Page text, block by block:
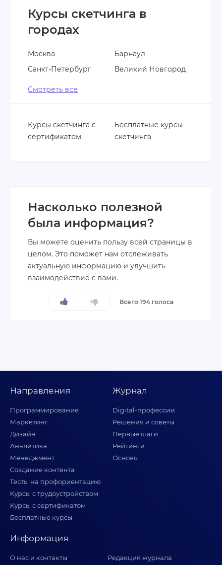
Курсы скетчинга в
городах
Москва
Санкт-Петербург
Барнаул
Великий Новгород
Смотреть все
Курсы скетчинга с
сертификатом
Бесплатные курсы
скетчинга
Насколько полезной
была информация?
Вы можете оценить пользу всей страницы в
целом. Это поможет нам отслеживать
актуальную информацию и улучшить
взаимодействие с вами.
Всего 194 голоса
Направления
Программирование
Маркетинг
Дизайн
Аналитика
Менеджмент
Создание контента
Тесты на профориентацию
Курсы с трудоустройством
Курсы с сертификатом
Бесплатные курсы
Журнал
Digital-профессии
Решения и советы
Первые шаги
Рейтинги
Основы
Информация
О нас и контакты Редакция журнала